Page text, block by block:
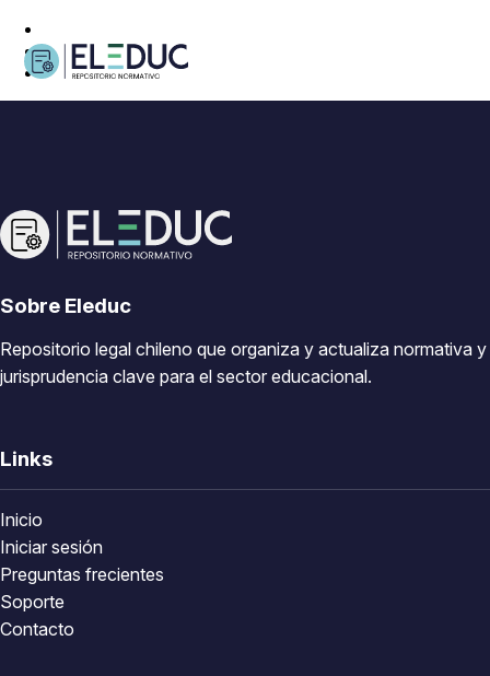
Sobre Eleduc
Repositorio legal chileno que organiza y actualiza normativa y
jurisprudencia clave para el sector educacional.
Links
Inicio
Iniciar sesión
Preguntas frecientes
Soporte
Contacto